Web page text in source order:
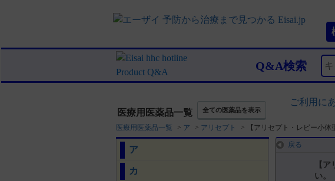
Q&A検索
医療用医薬品一覧 全ての医薬品を表示
ご利用に
医療用医薬品一覧 > ア > アリセプト > 【アリセプト・レビー小
ア
カ
戻る
【
い。